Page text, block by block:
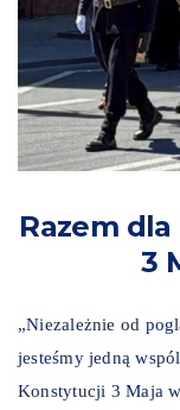
Razem
3
„Niezależnie od
jesteśmy jedną
Konstytucji 3 Maja